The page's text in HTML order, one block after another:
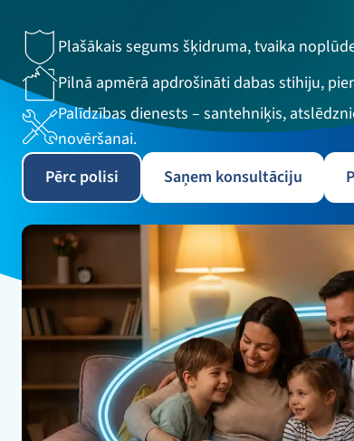
Plašākais segums šķidruma, tvaika
Pilnā apmērā apdrošināti dabas stihiju,
Palīdzības dienests – santehniķis,
novēršanai.
Pērc polisi
Saņem konsultāciju